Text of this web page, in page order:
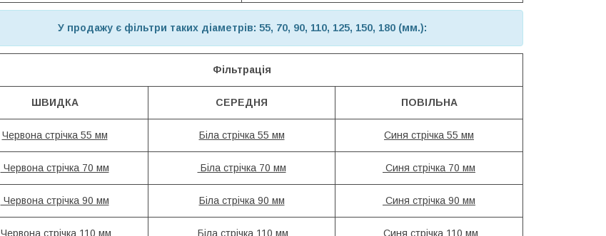
У продажу є фільтри таких діаметрів: 55, 70, 90, 110, 125, 150, 180 (мм.):
Фільтрація
ШВИДКА СЕРЕДНЯ ПОВІЛЬНА
Червона стрічка 55 мм Біла стрічка 55 мм Синя стрічка 55 мм
Червона стрічка 70 мм Біла стрічка 70 мм Синя стрічка 70 мм
Червона стрічка 90 мм Біла стрічка 90 мм Синя стрічка 90 мм
Червона стрічка 110 мм Біла стрічка 110 мм Синя стрічка 110 мм